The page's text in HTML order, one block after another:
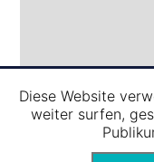
Diese Website
weiter surfen,